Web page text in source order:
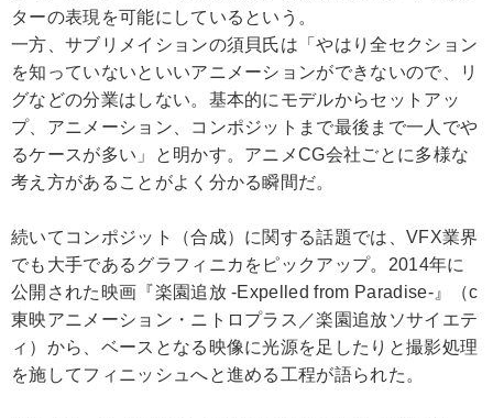
ターの表現を可能にしているという。
一方、サブリメイションの須貝氏は「やはり全セクション
を知っていないといいアニメーションができないので、リ
グなどの分業はしない。基本的にモデルからセットアッ
プ、アニメーション、コンポジットまで最後まで一人でや
るケースが多い」と明かす。アニメCG会社ごとに多様な
考え方があることがよく分かる瞬間だ。
続いてコンポジット（合成）に関する話題では、VFX業界
でも大手であるグラフィニカをピックアップ。2014年に
公開された映画『楽園追放 -Expelled from Paradise-』（c
東映アニメーション・ニトロプラス／楽園追放ソサイエテ
ィ）から、ベースとなる映像に光源を足したりと撮影処理
を施してフィニッシュへと進める工程が語られた。